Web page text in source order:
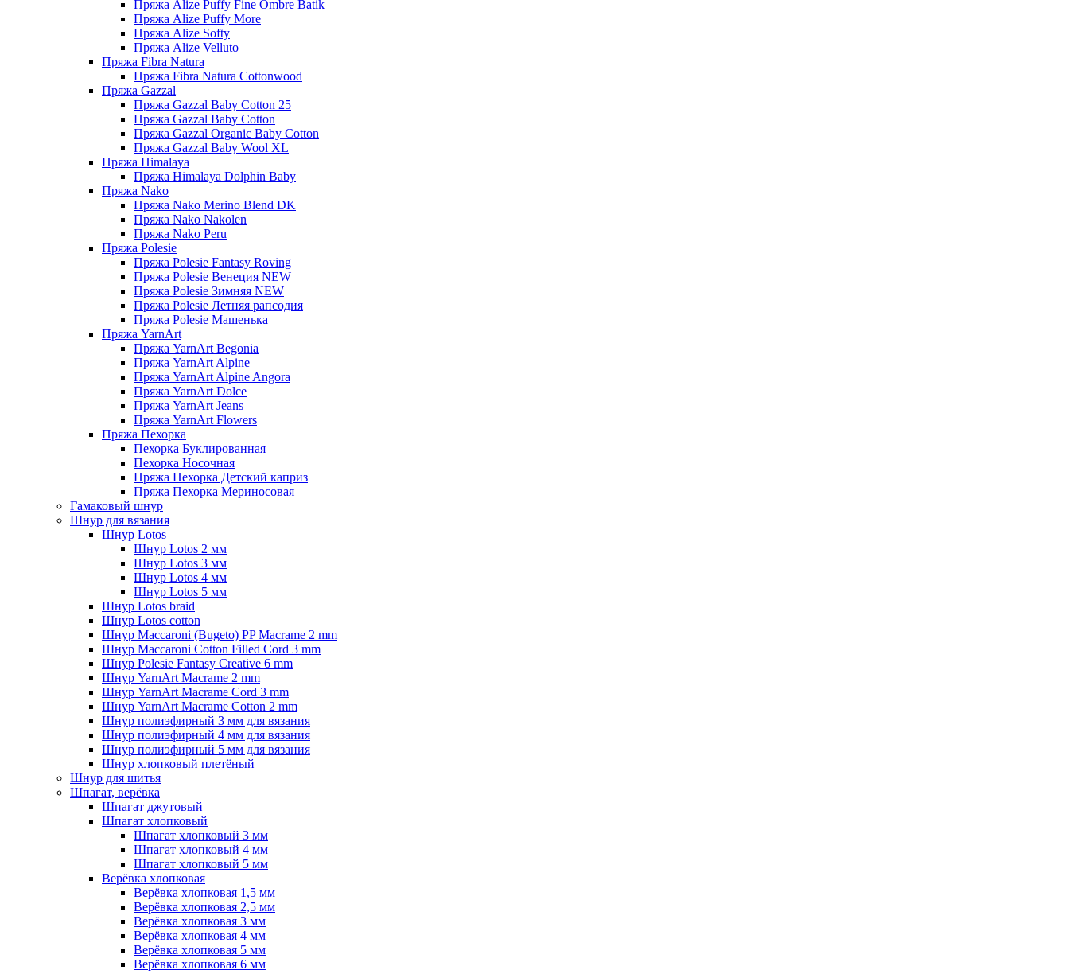
Пряжа Alize Puffy Fine Ombre Batik
Пряжа Alize Puffy More
Пряжа Alize Softy
Пряжа Alize Velluto
Пряжа Fibra Natura
Пряжа Fibra Natura Cottonwood
Пряжа Gazzal
Пряжа Gazzal Baby Cotton 25
Пряжа Gazzal Baby Cotton
Пряжа Gazzal Organic Baby Cotton
Пряжа Gazzal Baby Wool XL
Пряжа Himalaya
Пряжа Himalaya Dolphin Baby
Пряжа Nako
Пряжа Nako Merino Blend DK
Пряжа Nako Nakolen
Пряжа Nako Peru
Пряжа Polesie
Пряжа Polesie Fantasy Roving
Пряжа Polesie Венеция NEW
Пряжа Polesie Зимняя NEW
Пряжа Polesie Летняя рапсодия
Пряжа Polesie Машенька
Пряжа YarnArt
Пряжа YarnArt Begonia
Пряжа YarnArt Alpine
Пряжа YarnArt Alpine Angora
Пряжа YarnArt Dolce
Пряжа YarnArt Jeans
Пряжа YarnArt Flowers
Пряжа Пехорка
Пехорка Буклированная
Пехорка Носочная
Пряжа Пехорка Детский каприз
Пряжа Пехорка Мериносовая
Гамаковый шнур
Шнур для вязания
Шнур Lotos
Шнур Lotos 2 мм
Шнур Lotos 3 мм
Шнур Lotos 4 мм
Шнур Lotos 5 мм
Шнур Lotos braid
Шнур Lotos cotton
Шнур Maccaroni (Bugeto) PP Macrame 2 mm
Шнур Maccaroni Cotton Filled Cord 3 mm
Шнур Polesie Fantasy Creative 6 mm
Шнур YarnArt Macrame 2 mm
Шнур YarnArt Macrame Cord 3 mm
Шнур YarnArt Macrame Cotton 2 mm
Шнур полиэфирный 3 мм для вязания
Шнур полиэфирный 4 мм для вязания
Шнур полиэфирный 5 мм для вязания
Шнур хлопковый плетёный
Шнур для шитья
Шпагат, верёвка
Шпагат джутовый
Шпагат хлопковый
Шпагат хлопковый 3 мм
Шпагат хлопковый 4 мм
Шпагат хлопковый 5 мм
Верёвка хлопковая
Верёвка хлопковая 1,5 мм
Верёвка хлопковая 2,5 мм
Верёвка хлопковая 3 мм
Верёвка хлопковая 4 мм
Верёвка хлопковая 5 мм
Верёвка хлопковая 6 мм